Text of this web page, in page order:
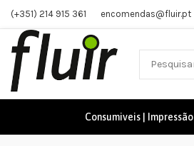
(+351) 214 915 361 encomendas@fluir.pt
Consumiveis | Impressão